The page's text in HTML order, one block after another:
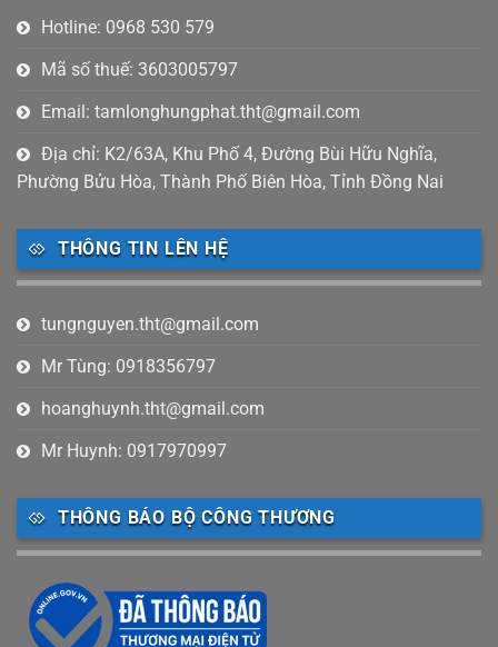
Hotline: 0968 530 579
Mã số thuế: 3603005797
Email: tamlonghungphat.tht@gmail.com
Địa chỉ: K2/63A, Khu Phố 4, Đường Bùi Hữu Nghĩa,
Phường Bửu Hòa, Thành Phố Biên Hòa, Tỉnh Đồng Nai
THÔNG TIN LÊN HỆ
tungnguyen.tht@gmail.com
Mr Tùng: 0918356797
hoanghuynh.tht@gmail.com
Mr Huynh: 0917970997
THÔNG BÁO BỘ CÔNG THƯƠNG